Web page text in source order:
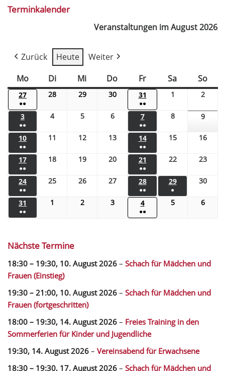
Terminkalender
Veranstaltungen im August 2026
Zurück Heute
Weiter
Mo
Di Mi Do Fr Sa So
27
●●
28 29 30 31
●●
1 2
3
●●
4 5 6 7
●●
8 9
10
●●
11 12 13 14
●●
15 16
17
●●
18 19 20 21
●●
22 23
24
●●
25 26 27 28
●●
29
●
30
31
●●
1 2 3 4
●●
5 6
Nächste Termine
18:30 – 19:30, 10. August 2026 – Schach für Mädchen und
Frauen (Einstieg)
19:30 – 21:00, 10. August 2026 – Schach für Mädchen und
Frauen (fortgeschritten)
18:00 – 19:30, 14. August 2026 – Freies Training in den
Sommerferien für Kinder und Jugendliche
19:30, 14. August 2026 – Vereinsabend für Erwachsene
18:30 – 19:30, 17. August 2026 – Schach für Mädchen und